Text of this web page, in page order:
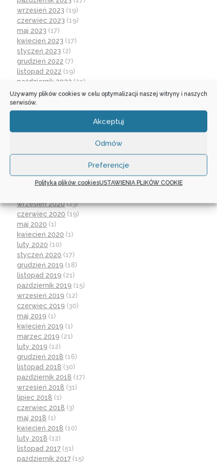
Używamy plików cookies w celu optymalizacji naszej witryny i naszych
serwisów.
Akceptuj
Odmów
Preferencje
Polityka plików cookiesUSTAWIENIA PLIKÓW COOKIE
wrzesień 2023 (19)
czerwiec 2023 (19)
maj 2023 (17)
kwiecień 2023 (17)
styczeń 2023 (2)
grudzień 2022 (7)
listopad 2022 (19)
październik 2022 (25)
wrzesień 2022(19)
lipiec 2022
czerwiec 2022(32)
kwiecień 2022(1)
październik 2021(2)
lipiec 2021(2)
wrzesień 2020(23)
czerwiec 2020 (19)
maj 2020 (1)
kwiecień 2020 (1)
luty 2020 (10)
styczeń 2020 (17)
grudzień 2019 (18)
listopad 2019 (21)
październik 2019 (15)
wrzesień 2019 (12)
czerwiec 2019 (30)
maj 2019 (1)
kwiecień 2019 (1)
marzec 2019 (21)
luty 2019 (12)
grudzień 2018 (16)
listopad 2018 (30)
październik 2018 (17)
wrzesień 2018 (31)
lipiec 2018 (1)
czerwiec 2018 (3)
maj 2018 (1)
kwiecień 2018 (10)
luty 2018 (12)
listopad 2017 (51)
październik 2017 (15)